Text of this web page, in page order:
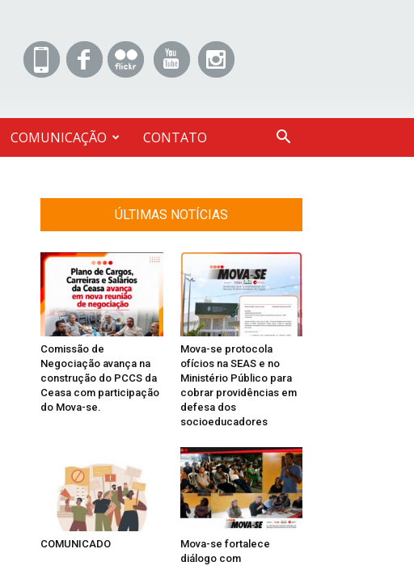
COMUNICAÇÃO CONTATO
ÚLTIMAS NOTÍCIAS
Comissão de
Negociação avança na
construção do PCCS da
Ceasa com participação
do Mova-se.
Mova-se protocola
ofícios na SEAS e no
Ministério Público para
cobrar providências em
defesa dos
socioeducadores
COMUNICADO
Mova-se fortalece
diálogo com